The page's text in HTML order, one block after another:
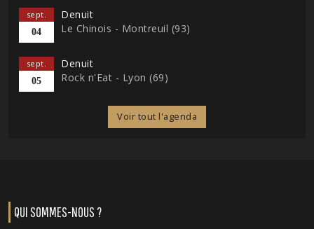
sept.
04
Denuit
Le Chinois - Montreuil (93)
sept.
05
Denuit
Rock n'Eat - Lyon (69)
Voir tout l'agenda
QUI SOMMES-NOUS ?